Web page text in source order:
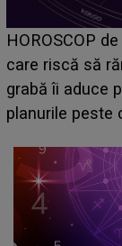
Emanuel a
acum! În fața
face o
sa: "I-am spus